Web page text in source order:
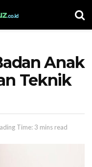
Anak
Teknik
Time: 3 mins read